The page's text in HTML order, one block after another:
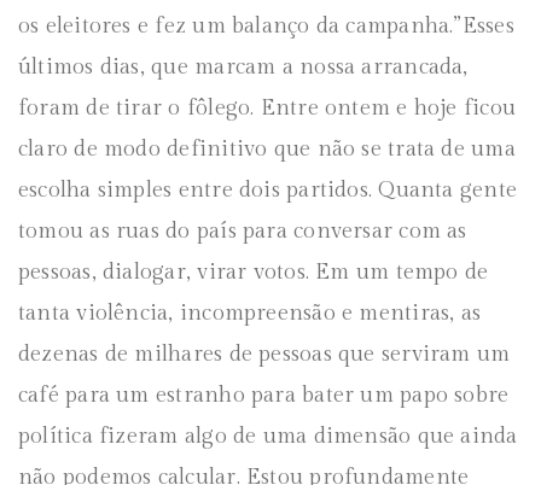
os eleitores e fez um balanço da campanha.”Esses
últimos dias, que marcam a nossa arrancada,
foram de tirar o fôlego. Entre ontem e hoje ficou
claro de modo definitivo que não se trata de uma
escolha simples entre dois partidos. Quanta gente
tomou as ruas do país para conversar com as
pessoas, dialogar, virar votos. Em um tempo de
tanta violência, incompreensão e mentiras, as
dezenas de milhares de pessoas que serviram um
café para um estranho para bater um papo sobre
política fizeram algo de uma dimensão que ainda
não podemos calcular. Estou profundamente